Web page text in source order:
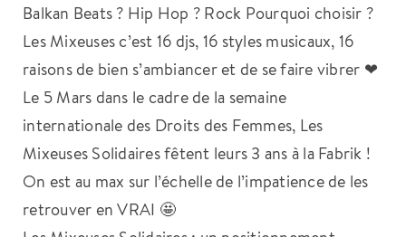
Balkan Beats ? Hip Hop ? Rock Pourquoi choisir ?
Les Mixeuses c’est 16 djs, 16 styles musicaux, 16
raisons de bien s’ambiancer et de se faire vibrer ❤
Le 5 Mars dans le cadre de la semaine
internationale des Droits des Femmes, Les
Mixeuses Solidaires fêtent leurs 3 ans à la Fabrik !
On est au max sur l’échelle de l’impatience de les
retrouver en VRAI 🤩